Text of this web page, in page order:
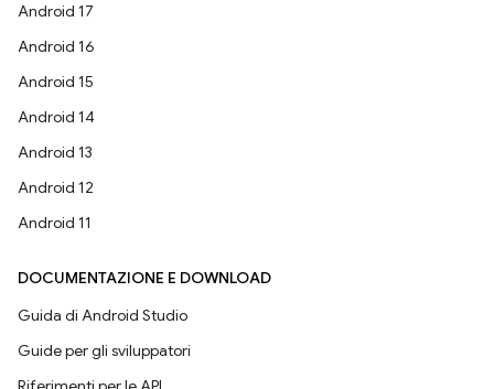
Android 17
Android 16
Android 15
Android 14
Android 13
Android 12
Android 11
DOCUMENTAZIONE E DOWNLOAD
Guida di Android Studio
Guide per gli sviluppatori